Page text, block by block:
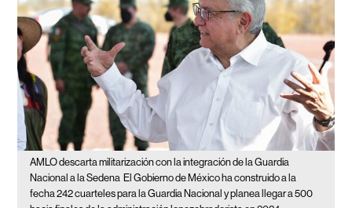
AMLO descarta militarización con la integración de la Guardia
Nacional a la Sedena El Gobierno de México ha construido a la
fecha 242 cuarteles para la Guardia Nacional y planea llegar a 500